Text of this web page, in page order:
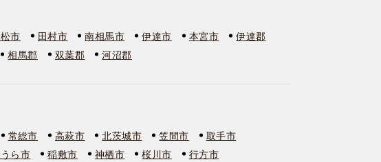
市 田村市 南相馬市 伊達市 本宮市
伊達郡
相馬郡 双葉郡 河沼郡
常総市 高萩市 北茨城市 笠間市
取手市
ら市 稲敷市 神栖市 桜川市
行方市